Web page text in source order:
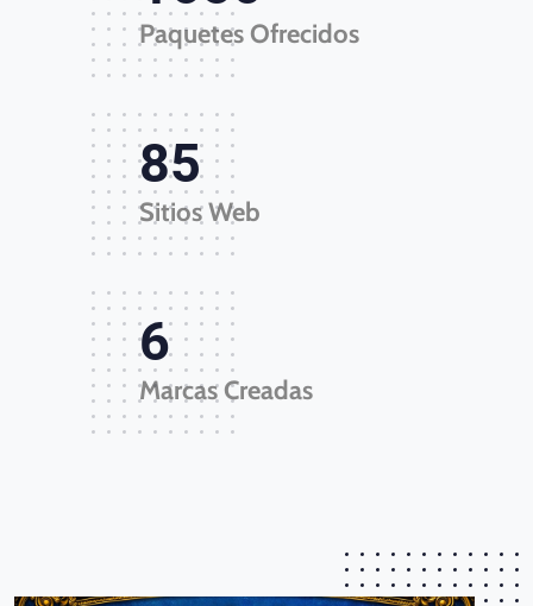
Paquetes Ofrecidos
85
Sitios Web
6
Marcas Creadas